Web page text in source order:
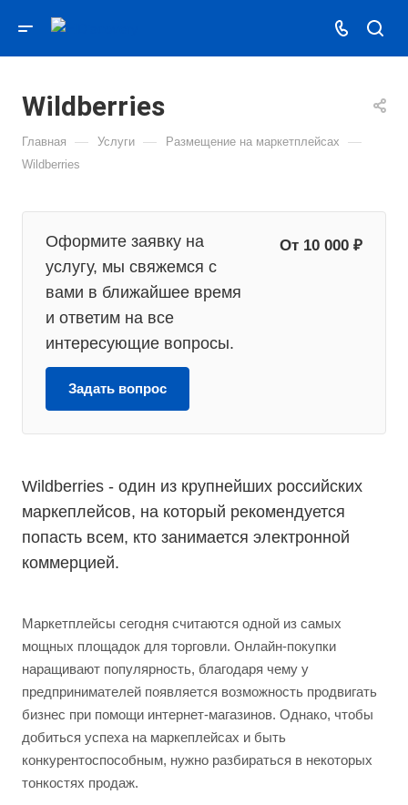
Wildberries
Главная — Услуги — Размещение на маркетплейсах —
Wildberries
Оформите заявку на
услугу, мы свяжемся с
вами в ближайшее время
и ответим на все
интересующие вопросы.
От 10 000 ₽
Задать вопрос
Wildberries - один из крупнейших российских
маркеплейсов, на который рекомендуется
попасть всем, кто занимается электронной
коммерцией.
Маркетплейсы сегодня считаются одной из самых
мощных площадок для торговли. Онлайн-покупки
наращивают популярность, благодаря чему у
предпринимателей появляется возможность продвигать
бизнес при помощи интернет-магазинов. Однако, чтобы
добиться успеха на маркеплейсах и быть
конкурентоспособным, нужно разбираться в некоторых
тонкостях продаж.